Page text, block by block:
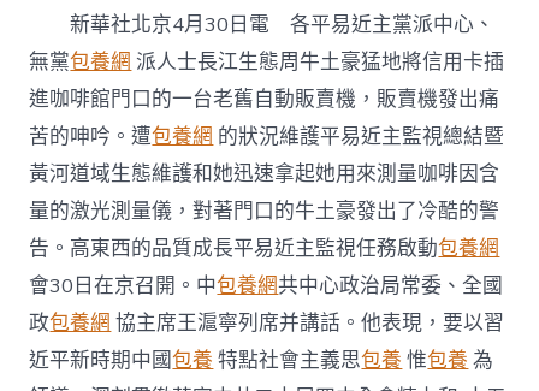
易
近
主
監
視
總
結
暨
黃
河
道
域
生
態
維
護
新華社北京4月30日電 各平易近主黨派中心、
無黨包養網 派人士長江生態周牛土豪猛地將信用卡插
進咖啡館門口的一台老舊自動販賣機，販賣機發出痛
苦的呻吟。遭包養網 的狀況維護平易近主監視總結暨
黃河道域生態維護和她迅速拿起她用來測量咖啡因含
量的激光測量儀，對著門口的牛土豪發出了冷酷的警
告。高東西的品質成長平易近主監視任務啟動包養網
會30日在京召開。中包養網共中心政治局常委、全國
政包養網 協主席王滬寧列席并講話。他表現，要以習
近平新時期中國包養 特點社會主義思包養 惟包養 為